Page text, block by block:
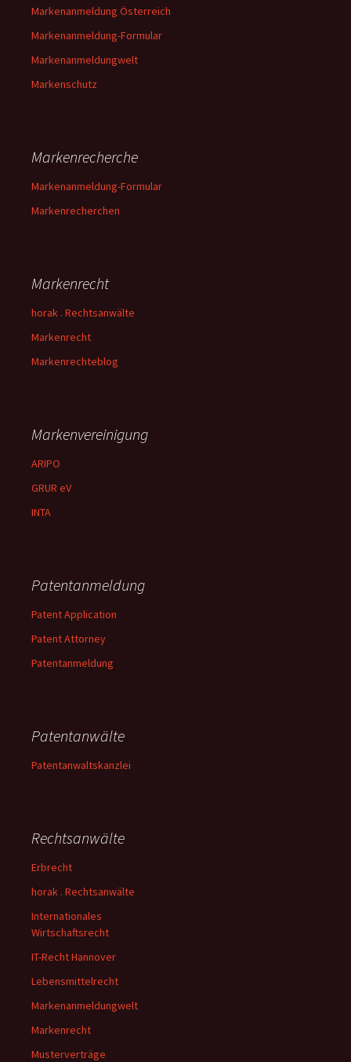
Markenanmeldung Österreich
Markenanmeldung-Formular
Markenanmeldungwelt
Markenschutz
Markenrecherche
Markenanmeldung-Formular
Markenrecherchen
Markenrecht
horak . Rechtsanwälte
Markenrecht
Markenrechteblog
Markenvereinigung
ARIPO
GRUR eV
INTA
Patentanmeldung
Patent Application
Patent Attorney
Patentanmeldung
Patentanwälte
Patentanwaltskanzlei
Rechtsanwälte
Erbrecht
horak . Rechtsanwälte
Internationales
Wirtschaftsrecht
IT-Recht Hannover
Lebensmittelrecht
Markenanmeldungwelt
Markenrecht
Musterverträge